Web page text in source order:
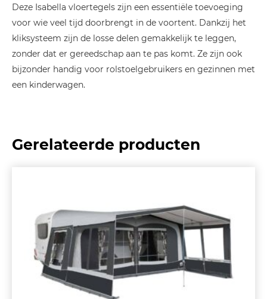
Deze Isabella vloertegels zijn een essentiële toevoeging
voor wie veel tijd doorbrengt in de voortent. Dankzij het
kliksysteem zijn de losse delen gemakkelijk te leggen,
zonder dat er gereedschap aan te pas komt. Ze zijn ook
bijzonder handig voor rolstoelgebruikers en gezinnen met
een kinderwagen.
Gerelateerde producten